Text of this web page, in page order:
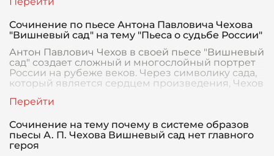
Сочинение по пьесе Антона Павловича Чехова
"Вишневый сад" на тему "Пьеса о судьбе России"
Антон Павлович Чехов в своей пьесе "Вишневый
сад" создает сложный и многослойный портрет
России на рубеже веков. Через символику сада,
который является сердцем произведения, Чехов
Сочинение на тему почему в системе образов
пьесы А. П. Чехова Вишневый сад нет главного
героя